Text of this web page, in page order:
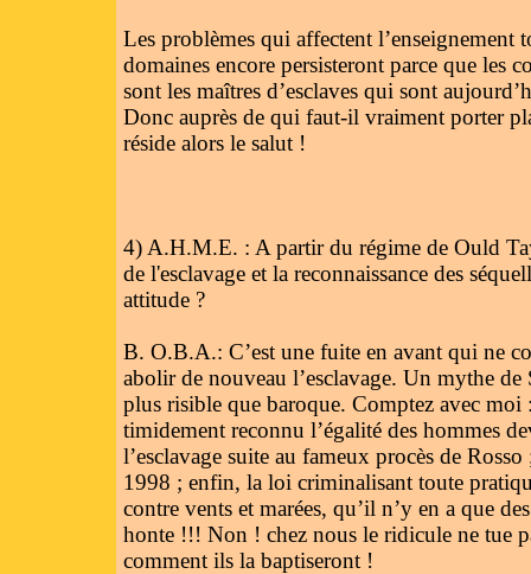
Les problèmes qui affectent l’enseignement
domaines encore persisteront parce que les
sont les maîtres d’esclaves qui sont
Donc auprès de qui faut-il vraiment porter
réside alors le salut !
4) A.H.M.E. : A partir du régime de Ould
de l'esclavage et la reconnaissance des
attitude ?
B. O.B.A.: C’est une fuite en avant qui ne
abolir de nouveau l’esclavage. Un mythe de
plus risible que baroque. Comptez avec
timidement reconnu l’égalité des hommes
l’esclavage suite au fameux procès de
1998 ; enfin, la loi criminalisant toute
contre vents et marées, qu’il n’y en a que
honte !!! Non ! chez nous le ridicule ne tue
comment ils la baptiseront !